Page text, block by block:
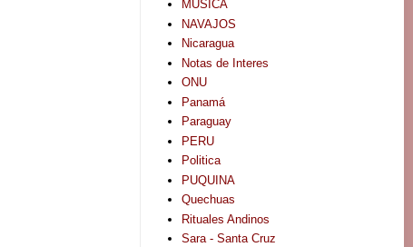
MUSICA
NAVAJOS
Nicaragua
Notas de Interes
ONU
Panamá
Paraguay
PERU
Politica
PUQUINA
Quechuas
Rituales Andinos
Sara - Santa Cruz